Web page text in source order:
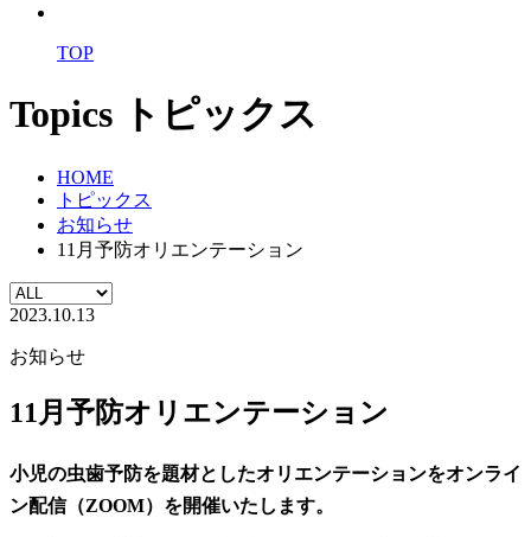
TOP
Topics トピックス
HOME
トピックス
お知らせ
11月予防オリエンテーション
2023.10.13
お知らせ
11月予防オリエンテーション
小児の虫歯予防を題材としたオリエンテーションをオンライ
ン配信（ZOOM）を開催いたします。